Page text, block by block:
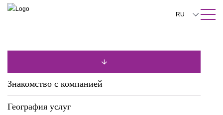
ПОИСК ПО САЙТУ Закрыть
RU
한국어
Deutsch
Знакомство с компанией
География услуг